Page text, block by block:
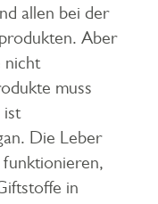
allen bei der
Aber
nicht
muss
ist
Die Leber
funktionieren,
in